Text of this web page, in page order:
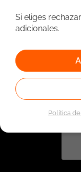
del Servicio
0026 del 17 de
Si eliges
adicionales.
Política